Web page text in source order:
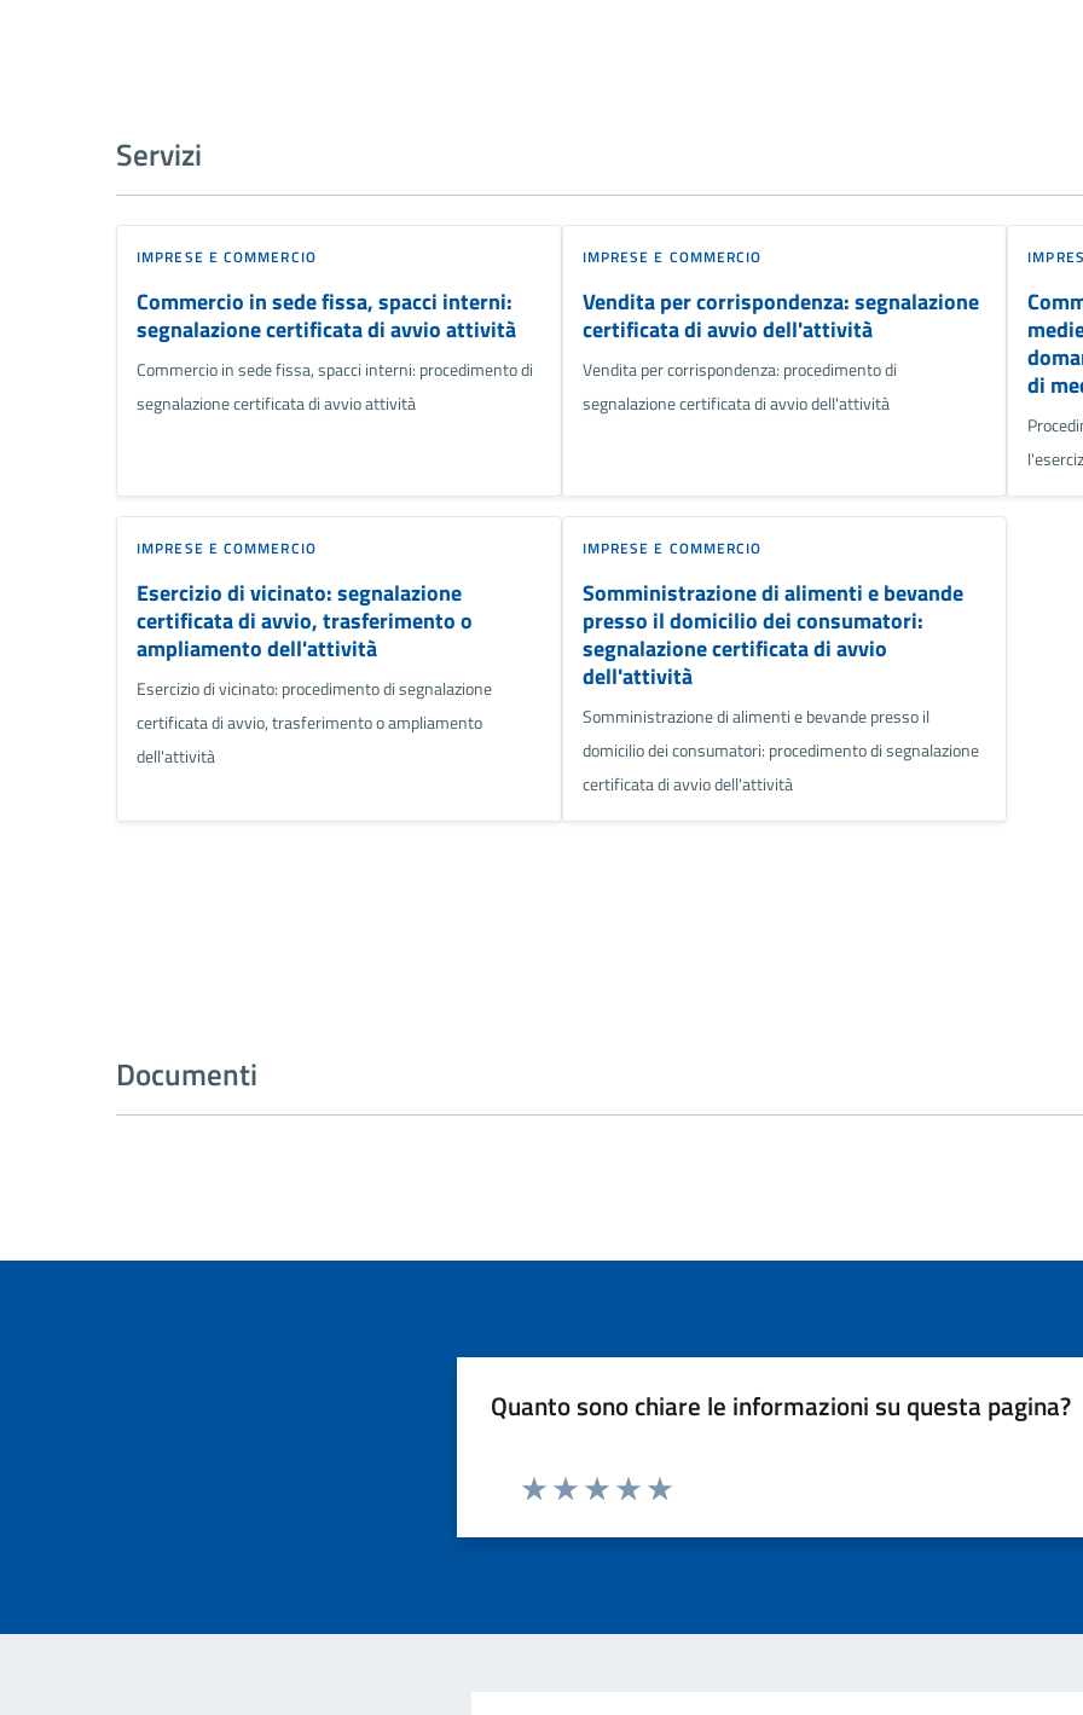
Servizi
IMPRESE E COMMERCIO
Commercio in sede fissa, spacci interni:
segnalazione certificata di avvio attività
Commercio in sede fissa, spacci interni: procedimento di
segnalazione certificata di avvio attività
IMPRESE E COMMERCIO
Vendita per corrispondenza: segnalazione
certificata di avvio dell'attività
Vendita per corrispondenza: procedimento di
segnalazione certificata di avvio dell'attività
di
IMPRESE E COMMERCIO
Esercizio di vicinato: segnalazione
certificata di avvio, trasferimento o
ampliamento dell'attività
Esercizio di vicinato: procedimento di segnalazione
certificata di avvio, trasferimento o ampliamento
dell'attività
IMPRESE E COMMERCIO
Somministrazione di alimenti e bevande
presso il domicilio dei consumatori:
segnalazione certificata di avvio
dell'attività
Somministrazione di alimenti e bevande presso il
domicilio dei consumatori: procedimento di segnalazione
certificata di avvio dell'attività
Documenti
Quanto sono chiare le informazioni su questa pagina?